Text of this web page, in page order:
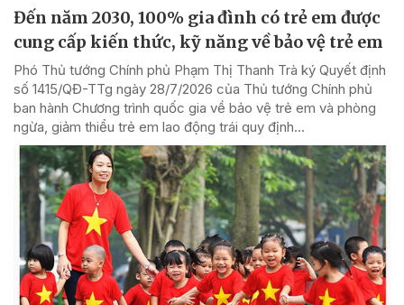
Đến năm 2030, 100% gia đình có trẻ em được
cung cấp kiến thức, kỹ năng về bảo vệ trẻ em
Phó Thủ tướng Chính phủ Phạm Thị Thanh Trà ký Quyết định
số 1415/QĐ-TTg ngày 28/7/2026 của Thủ tướng Chính phủ
ban hành Chương trình quốc gia về bảo vệ trẻ em và phòng
ngừa, giảm thiểu trẻ em lao động trái quy định...